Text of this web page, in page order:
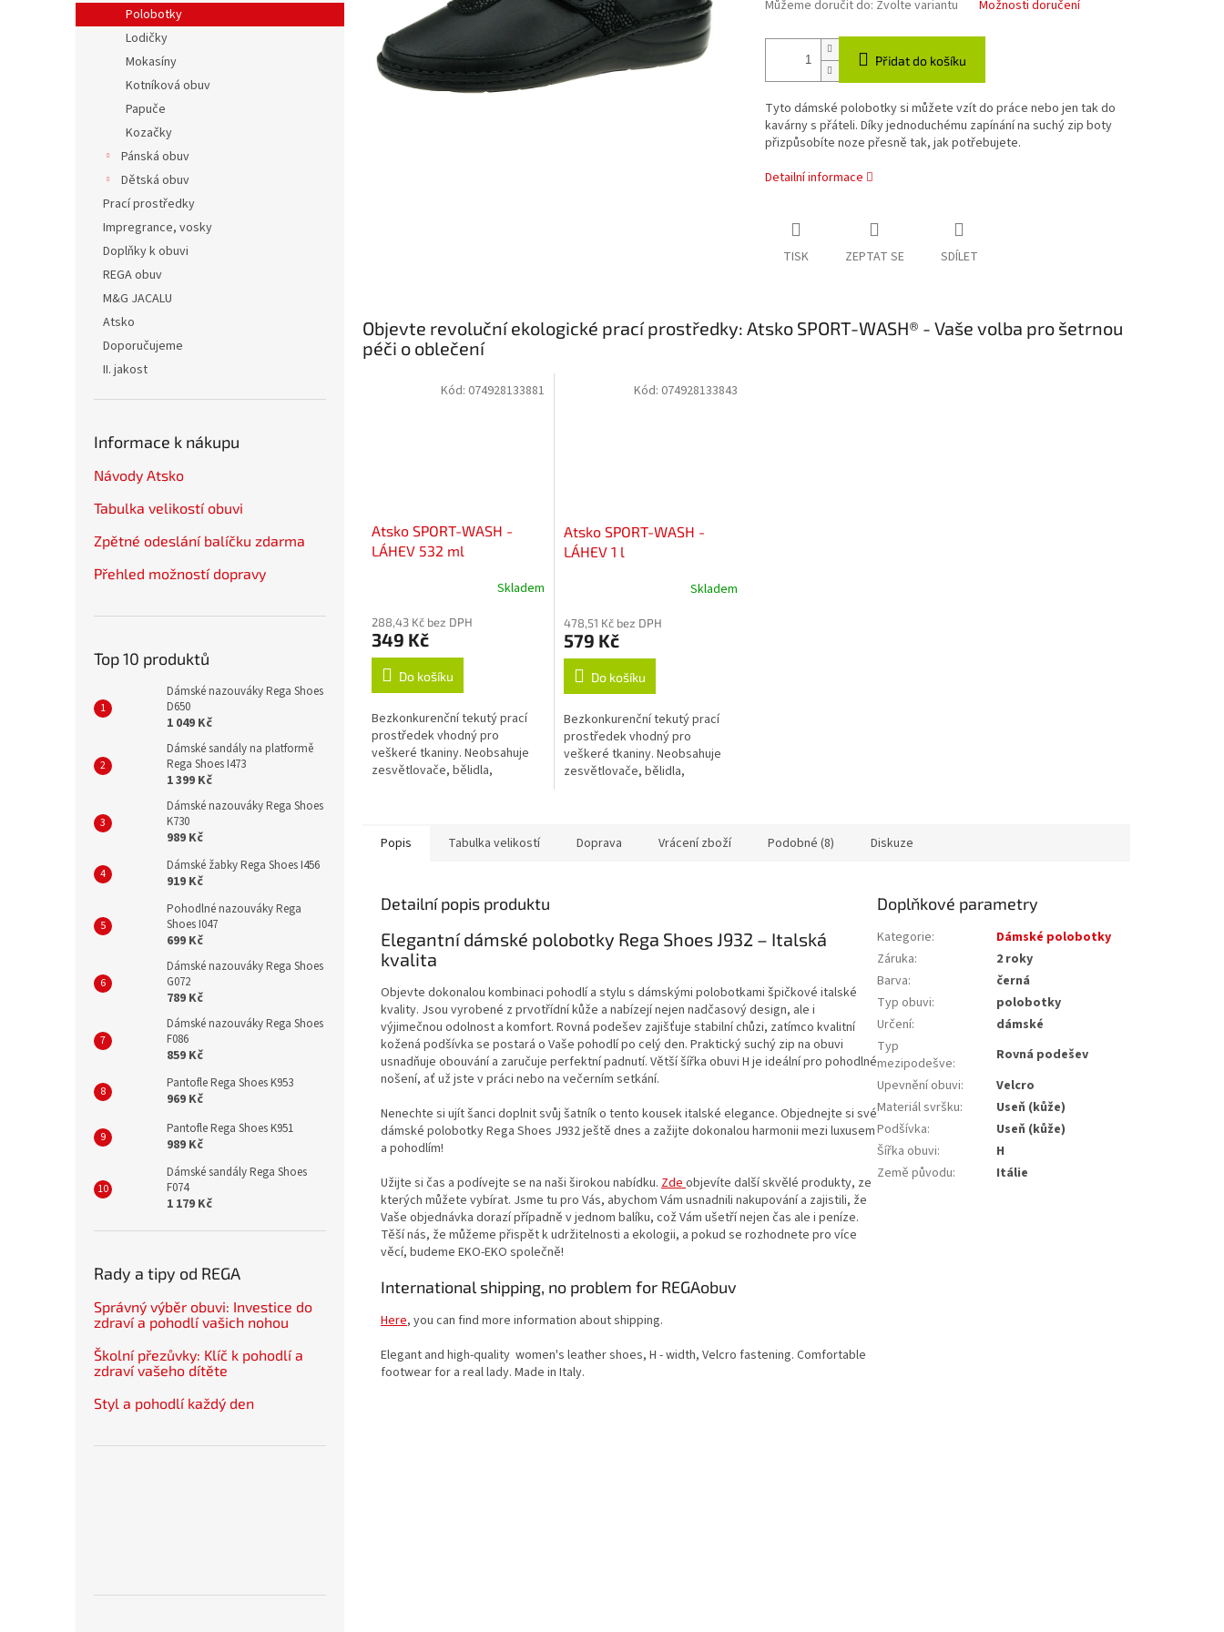
n
e
Polobotky
Lodičky
Mokasíny
Kotníková obuv
Papuče
Kozačky
Pánská obuv
Dětská obuv
Prací prostředky
Impregrance, vosky
Doplňky k obuvi
REGA obuv
M&G JACALU
Atsko
Doporučujeme
II. jakost
Informace k nákupu
Návody Atsko
Tabulka velikostí obuvi
Zpětné odeslání balíčku zdarma
Přehled možností dopravy
Top 10 produktů
Dámské nazouváky Rega Shoes
D650
1 049 Kč
Dámské sandály na platformě
Rega Shoes I473
1 399 Kč
Dámské nazouváky Rega Shoes
K730
989 Kč
Dámské žabky Rega Shoes I456
919 Kč
Pohodlné nazouváky Rega
Shoes I047
699 Kč
Dámské nazouváky Rega Shoes
G072
789 Kč
Dámské nazouváky Rega Shoes
F086
859 Kč
Pantofle Rega Shoes K953
969 Kč
Pantofle Rega Shoes K951
989 Kč
Dámské sandály Rega Shoes
F074
1 179 Kč
Rady a tipy od REGA
Správný výběr obuvi: Investice do
zdraví a pohodlí vašich nohou
Školní přezůvky: Klíč k pohodlí a
zdraví vašeho dítěte
Styl a pohodlí každý den
Můžeme doručit do: Zvolte variantu Možnosti doručení
Přidat do košíku
Tyto dámské polobotky si můžete vzít do práce nebo jen tak do
kavárny s přáteli. Díky jednoduchému zapínání na suchý zip boty
přizpůsobíte noze přesně tak, jak potřebujete.
Detailní informace
TISK ZEPTAT SE SDÍLET
Objevte revoluční ekologické prací prostředky: Atsko SPORT-WASH® - Vaše volba pro šetrnou
péči o oblečení
Atsko SPORT-WASH -
LÁHEV 532 ml
Skladem
288,43 Kč bez DPH
349 Kč
Do košíku
Bezkonkurenční tekutý prací
prostředek vhodný pro
veškeré tkaniny. Neobsahuje
zesvětlovače, bělidla,
Kód: 074928133881
Atsko SPORT-WASH -
LÁHEV 1 l
Skladem
478,51 Kč bez DPH
579 Kč
Do košíku
Bezkonkurenční tekutý prací
prostředek vhodný pro
veškeré tkaniny. Neobsahuje
zesvětlovače, bělidla,
Kód: 074928133843
Popis Tabulka velikostí Doprava Vrácení zboží Podobné (8) Diskuze
Detailní popis produktu
Elegantní dámské polobotky Rega Shoes J932 – Italská
kvalita
Objevte dokonalou kombinaci pohodlí a stylu s dámskými polobotkami špičkové italské
kvality. Jsou vyrobené z prvotřídní kůže a nabízejí nejen nadčasový design, ale i
výjimečnou odolnost a komfort. Rovná podešev zajišťuje stabilní chůzi, zatímco kvalitní
kožená podšívka se postará o Vaše pohodlí po celý den. Praktický suchý zip na obuvi
usnadňuje obouvání a zaručuje perfektní padnutí. Větší šířka obuvi H je ideální pro pohodlné
nošení, ať už jste v práci nebo na večerním setkání.
Nenechte si ujít šanci doplnit svůj šatník o tento kousek italské elegance. Objednejte si své
dámské polobotky Rega Shoes J932 ještě dnes a zažijte dokonalou harmonii mezi luxusem
a pohodlím!
Užijte si čas a podívejte se na naši širokou nabídku. Zde objevíte další skvělé produkty, ze
kterých můžete vybírat. Jsme tu pro Vás, abychom Vám usnadnili nakupování a zajistili, že
Vaše objednávka dorazí případně v jednom balíku, což Vám ušetří nejen čas ale i peníze.
Těší nás, že můžeme přispět k udržitelnosti a ekologii, a pokud se rozhodnete pro více
věcí, budeme EKO-EKO společně!
International shipping, no problem for REGAobuv
Here, you can find more information about shipping.
Elegant and high-quality women's leather shoes, H - width, Velcro fastening. Comfortable
footwear for a real lady. Made in Italy.
Doplňkové parametry
Kategorie:
Dámské polobotky
Záruka:
2 roky
Barva:
černá
Typ obuvi:
polobotky
Určení:
dámské
Typ
mezipodešve:
Rovná podešev
Upevnění obuvi:
Velcro
Materiál svršku:
Useň (kůže)
Podšívka:
Useň (kůže)
Šířka obuvi:
H
Země původu: Itálie